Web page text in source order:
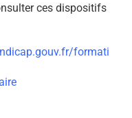
ces dispositifs
formati